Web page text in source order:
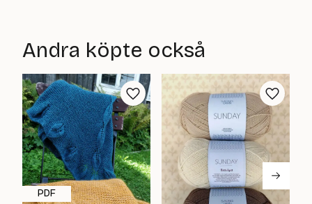
0
50
Andra köpte också
PDF